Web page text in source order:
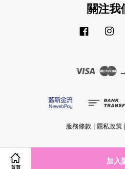
首頁
加入
關注我
Facebook
Visa
服務條款 隱私政策